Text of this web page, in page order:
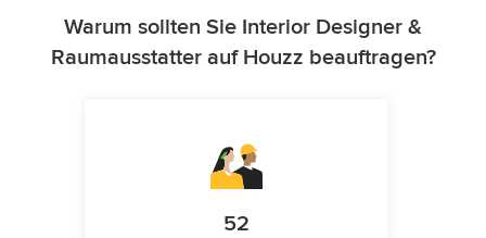
Warum sollten Sie Interior Designer &
Raumausstatter auf Houzz beauftragen?
52